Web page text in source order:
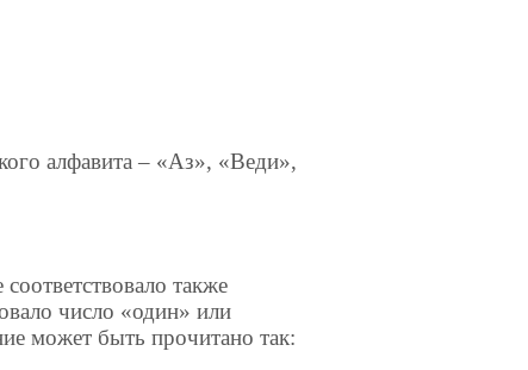
алфавита – «Аз», «Веди»,
также
число «один» или
может быть прочитано так: